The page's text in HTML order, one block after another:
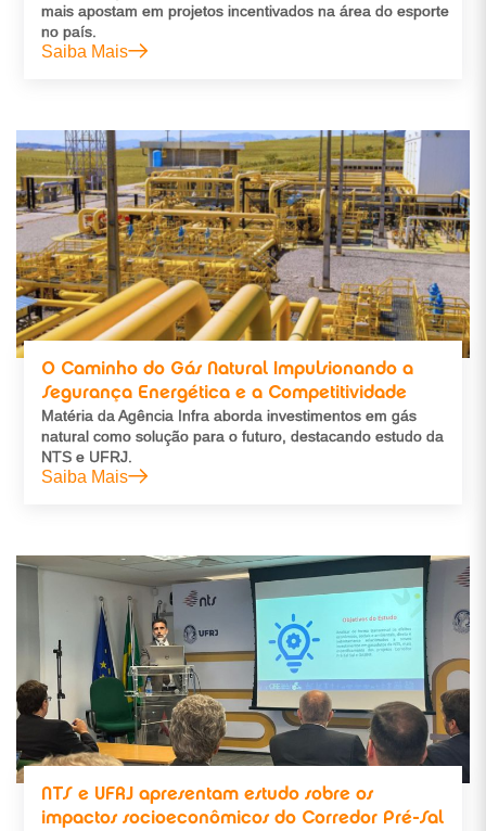
mais apostam em projetos incentivados na área do esporte
no país.
Saiba Mais
O Caminho do Gás Natural Impulsionando a
Segurança Energética e a Competitividade
Matéria da Agência Infra aborda investimentos em gás
natural como solução para o futuro, destacando estudo da
NTS e UFRJ.
Saiba Mais
NTS e UFRJ apresentam estudo sobre os
impactos socioeconômicos do Corredor Pré-Sal